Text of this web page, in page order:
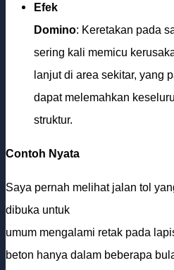
Efek
Domino: Keretakan pada
sering kali memicu
lanjut di area sekitar, yang
dapat melemahkan
struktur.
Contoh Nyata
Saya pernah melihat jalan tol
dibuka untuk
umum mengalami retak pada
beton hanya dalam beberapa